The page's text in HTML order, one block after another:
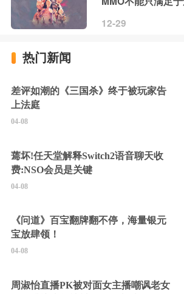
12-29
热门新闻
差评如潮的《三国杀》终于被玩家告
上法庭
04-08
蔫坏!任天堂解释Switch2语音聊天收
费:NSO会员是关键
04-08
《问道》百宝翻牌翻不停，海量银元
宝放肆领！
04-08
周淑怡直播PK被对面女主播嘲讽老女